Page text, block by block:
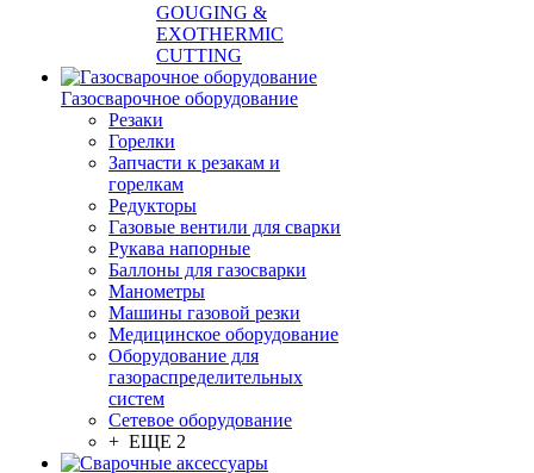
GOUGING &
EXOTHERMIC
CUTTING
Газосварочное оборудование
Резаки
Горелки
Запчасти к резакам и
горелкам
Редукторы
Газовые вентили для сварки
Рукава напорные
Баллоны для газосварки
Манометры
Машины газовой резки
Медицинское оборудование
Оборудование для
газораспределительных
систем
Сетевое оборудование
+ ЕЩЕ 2